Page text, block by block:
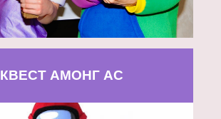
КВЕСТ АМОНГ АС